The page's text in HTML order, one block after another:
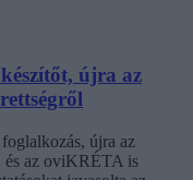
újra az
újra az
és az oviKRÉTA is